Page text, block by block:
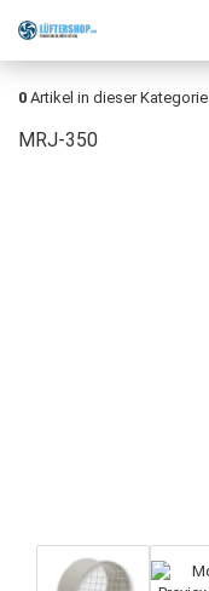
0 Artikel in dieser Kategorie
MRJ-350